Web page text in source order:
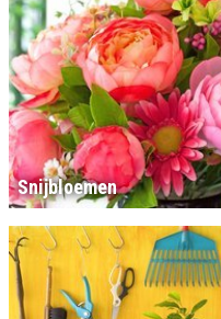
Snijbloemen